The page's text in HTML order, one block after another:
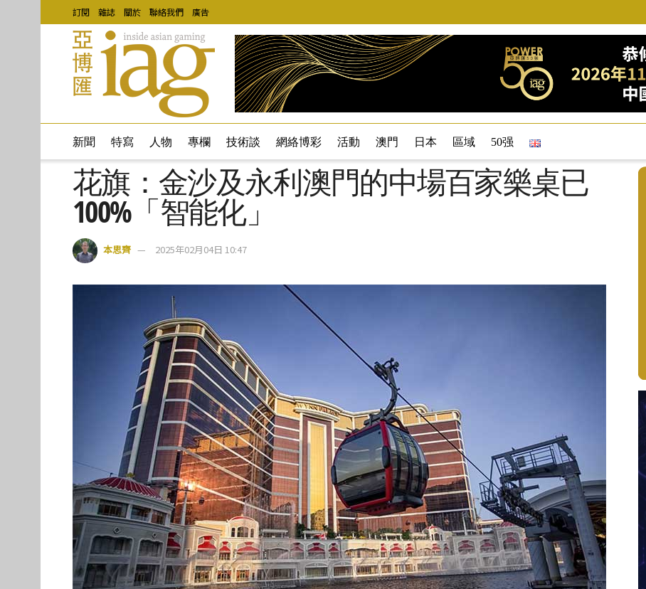
訂閱 雜誌 關於 聯絡我們 廣告
新聞 特寫 人物 專欄 技術談 網絡博彩 活動 澳門 日本 區域 50强
花旗：金沙及永利澳門的中場百家樂桌已
100%「智能化」
本思齊 2025年02月04日 10:47